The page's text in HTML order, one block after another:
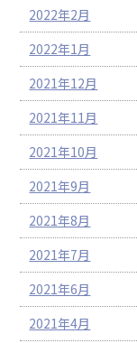
2022年2月
2022年1月
2021年12月
2021年11月
2021年10月
2021年9月
2021年8月
2021年7月
2021年6月
2021年4月